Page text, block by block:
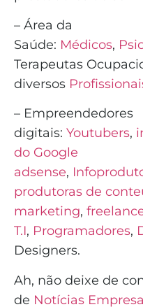
– Área da
Saúde: Médicos,
Terapeutas
diversos
– Empreendedores
digitais: Youtubers,
do Google
adsense,
produtoras de
marketing,
T.I, Programadores,
Designers.
Ah, não deixe de
de Notícias